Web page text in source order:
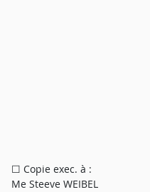
☐ Copie exec. à :
Me Steeve WEIBEL